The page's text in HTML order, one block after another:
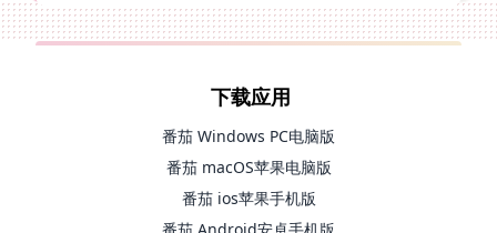
下载应用
番茄 Windows PC电脑版
番茄 macOS苹果电脑版
番茄 ios苹果手机版